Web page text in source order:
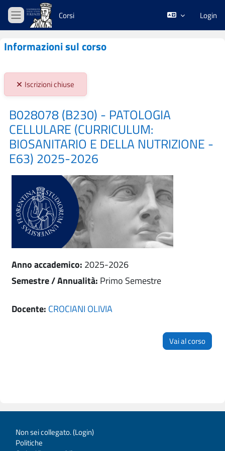
Vai al contenuto principale
Pannello laterale
Corsi Login
Informazioni sul corso
Stato iscrizioni:
Iscrizioni chiuse
B028078 (B230) - PATOLOGIA
CELLULARE (CURRICULUM:
BIOSANITARIO E DELLA NUTRIZIONE -
E63) 2025-2026
Anno accademico: 2025-2026
Semestre / Annualità: Primo Semestre
Docente: CROCIANI OLIVIA
Vai al corso
Non sei collegato. (Login)
Politiche